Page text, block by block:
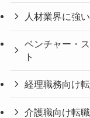
人材業界に強
ベンチャー・
ト
経理職務向け
介護職向け転